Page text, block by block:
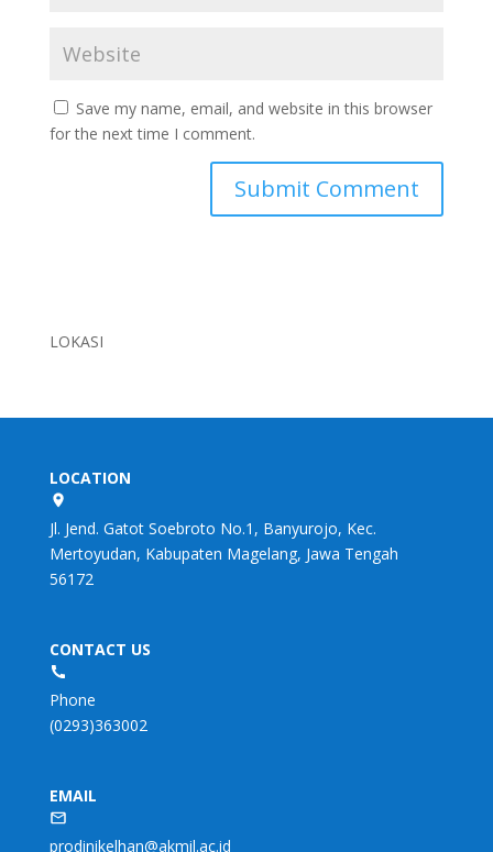
Save my name, email, and website in this browser
for the next time I comment.
LOKASI
LOCATION
Jl. Jend. Gatot Soebroto No.1, Banyurojo, Kec.
Mertoyudan, Kabupaten Magelang, Jawa Tengah
56172
CONTACT US
Phone
(0293)363002
EMAIL
prodinikelhan@akmil.ac.id